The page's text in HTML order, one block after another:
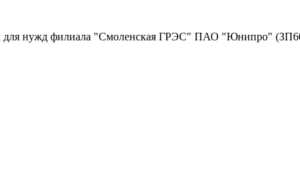
для нужд филиала "Смоленская ГРЭС" ПАО "Юнипро"